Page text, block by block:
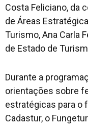
Costa Feliciano, da
de Áreas
Turismo, Ana Carla
de Estado de
Durante a
orientações sobre
estratégicas para o
Cadastur, o